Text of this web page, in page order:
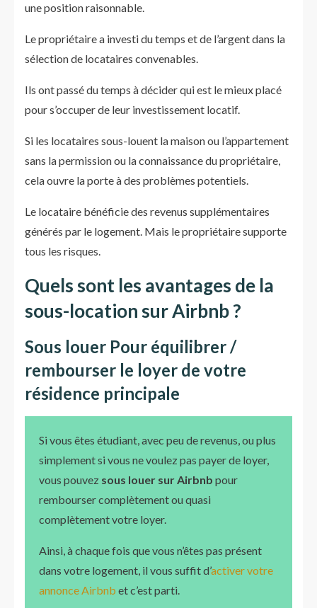
une position raisonnable.
Le propriétaire a investi du temps et de l’argent dans la
sélection de locataires convenables.
Ils ont passé du temps à décider qui est le mieux placé
pour s’occuper de leur investissement locatif.
Si les locataires sous-louent la maison ou l’appartement
sans la permission ou la connaissance du propriétaire,
cela ouvre la porte à des problèmes potentiels.
Le locataire bénéficie des revenus supplémentaires
générés par le logement. Mais le propriétaire supporte
tous les risques.
Quels sont les avantages de la
sous-location sur Airbnb ?
Sous louer Pour équilibrer /
rembourser le loyer de votre
résidence principale
Si vous êtes étudiant, avec peu de revenus, ou plus
simplement si vous ne voulez pas payer de loyer,
vous pouvez sous louer sur Airbnb pour
rembourser complètement ou quasi
complètement votre loyer.
Ainsi, à chaque fois que vous n’êtes pas présent
dans votre logement, il vous suffit d’activer votre
annonce Airbnb et c’est parti.